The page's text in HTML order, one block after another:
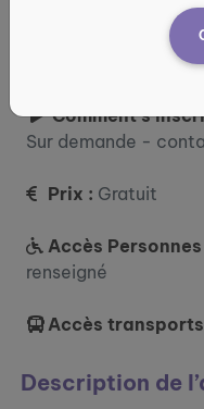
Comment
Sur demande -
Prix : Gratuit
Accès
renseigné
Accès transports
Description de